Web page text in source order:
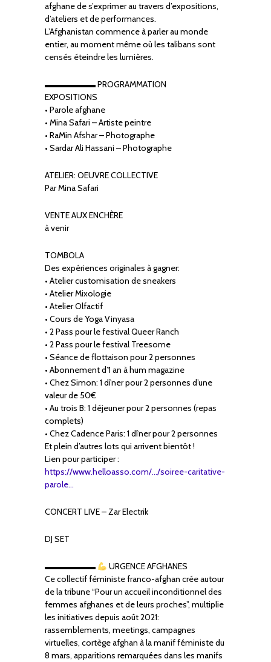
afghane de s’exprimer au travers d’expositions,
d’ateliers et de performances.
L’Afghanistan commence à parler au monde
entier, au moment même où les talibans sont
censés éteindre les lumières.
▬▬▬▬▬▬ PROGRAMMATION
EXPOSITIONS
• Parole afghane
• Mina Safari – Artiste peintre
• RaMin Afshar – Photographe
• Sardar Ali Hassani – Photographe
ATELIER: OEUVRE COLLECTIVE
Par Mina Safari
VENTE AUX ENCHÈRE
à venir
TOMBOLA
Des expériences originales à gagner:
• Atelier customisation de sneakers
• Atelier Mixologie
• Atelier Olfactif
• Cours de Yoga Vinyasa
• 2 Pass pour le festival Queer Ranch
• 2 Pass pour le festival Treesome
• Séance de flottaison pour 2 personnes
• Abonnement d’1 an à hum magazine
• Chez Simon: 1 dîner pour 2 personnes d’une
valeur de 50€
• Au trois B: 1 déjeuner pour 2 personnes (repas
complets)
• Chez Cadence Paris: 1 dîner pour 2 personnes
Et plein d’autres lots qui arrivent bientôt !
Lien pour participer :
https://www.helloasso.com/…/soiree-caritative-
parole…
CONCERT LIVE – Zar Electrik
DJ SET
▬▬▬▬▬▬
URGENCE AFGHANES
Ce collectif féministe franco-afghan crée autour
de la tribune “Pour un accueil inconditionnel des
femmes afghanes et de leurs proches”, multiplie
les initiatives depuis août 2021:
rassemblements, meetings, campagnes
virtuelles, cortège afghan à la manif féministe du
8 mars, apparitions remarquées dans les manifs